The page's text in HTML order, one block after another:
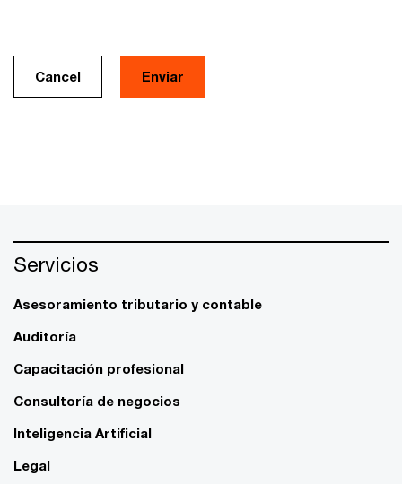
Cancel
Servicios
Asesoramiento tributario y contable
Auditoría
Capacitación profesional
Consultoría de negocios
Inteligencia Artificial
Legal